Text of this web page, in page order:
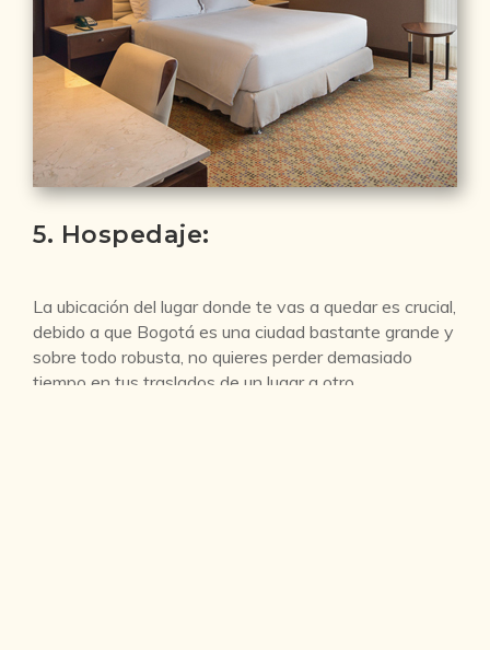
5. Hospedaje:
La ubicación del lugar donde te vas a quedar es crucial,
debido a que Bogotá es una ciudad bastante grande y
sobre todo robusta, no quieres perder demasiado
tiempo en tus traslados de un lugar a otro